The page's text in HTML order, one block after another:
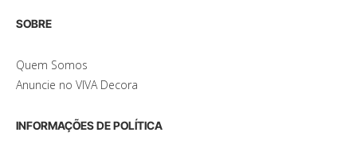
SOBRE
Quem Somos
Anuncie no VIVA Decora
INFORMAÇÕES DE POLÍTICA